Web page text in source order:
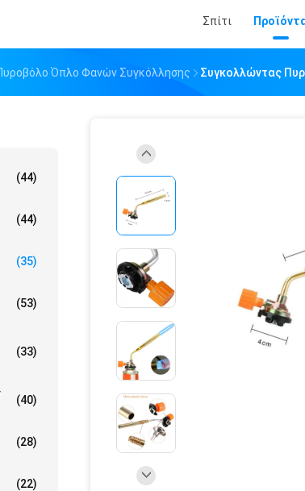
Σπίτι
Όπλο Φανών Συγκόλλησης Συγκολλώντας
(44)
(44)
(35)
(53)
(33)
(40)
(28)
(22)